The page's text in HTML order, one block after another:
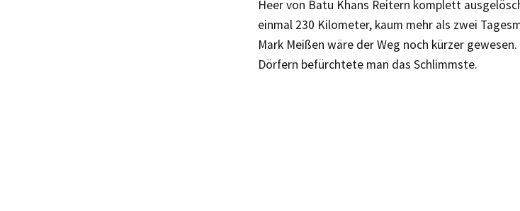
Heer von Batu Khans Reitern komplett
einmal 230 Kilometer, kaum mehr als zwei
Mark Meißen wäre der Weg noch kürzer
Dörfern befürchtete man das Schlimmste.